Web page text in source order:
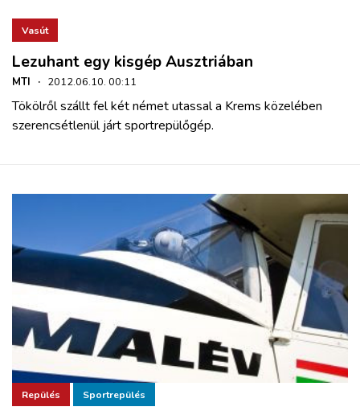
Vasút
Lezuhant egy kisgép Ausztriában
MTI · 2012.06.10. 00:11
Tökölről szállt fel két német utassal a Krems közelében
szerencsétlenül járt sportrepülőgép.
Repülés Sportrepülés